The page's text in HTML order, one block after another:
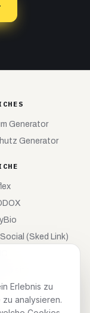
Generator
Generator
(Sked Link)
Erlebnis zu
analysieren.